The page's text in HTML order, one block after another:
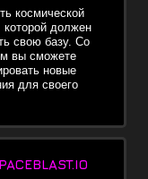
космической
которой должен
свою базу. Со
вы сможете
новые
для своего